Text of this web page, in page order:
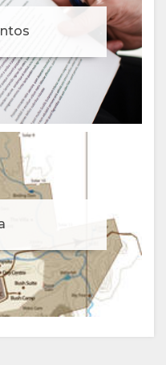
de cookies
No dude en modificar
política de privacidad